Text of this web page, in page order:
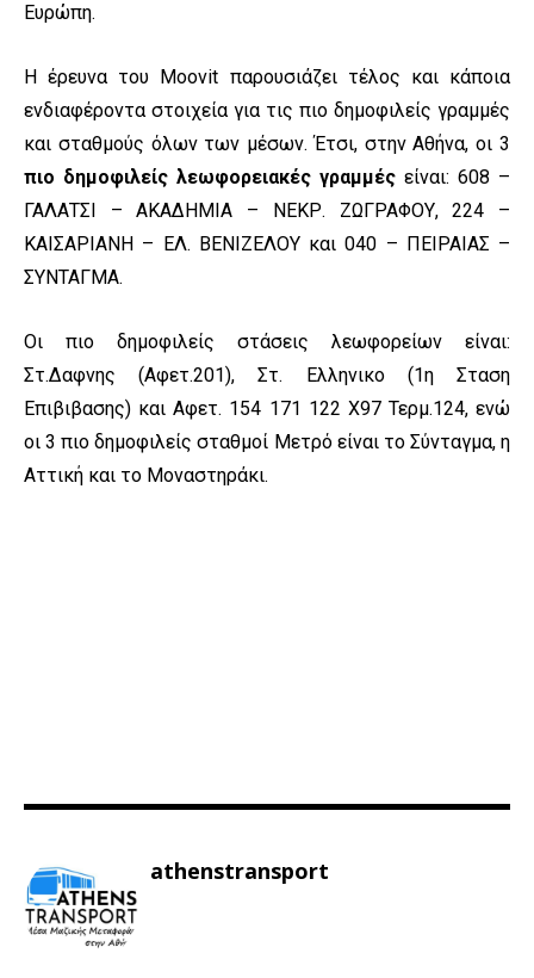
Ευρώπη.
Η έρευνα του Moovit παρουσιάζει τέλος και κάποια
ενδιαφέροντα στοιχεία για τις πιο δημοφιλείς γραμμές
και σταθμούς όλων των μέσων. Έτσι, στην Αθήνα, οι 3
πιο δημοφιλείς λεωφορειακές γραμμές είναι: 608 –
ΓΑΛΑΤΣΙ – ΑΚΑΔΗΜΙΑ – ΝΕΚΡ. ΖΩΓΡΑΦΟΥ, 224 –
ΚΑΙΣΑΡΙΑΝΗ – ΕΛ. ΒΕΝΙΖΕΛΟΥ και 040 – ΠΕΙΡΑΙΑΣ –
ΣΥΝΤΑΓΜΑ.
Οι πιο δημοφιλείς στάσεις λεωφορείων είναι:
Στ.Δαφνης (Αφετ.201), Στ. Ελληνικο (1η Σταση
Επιβιβασης) και Αφετ. 154 171 122 Χ97 Τερμ.124, ενώ
οι 3 πιο δημοφιλείς σταθμοί Μετρό είναι το Σύνταγμα, η
Αττική και το Μοναστηράκι.
athenstransport